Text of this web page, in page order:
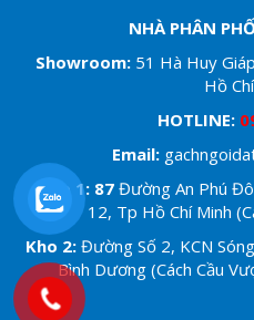
tố trên
NHÀ PHÂN
Showroom: 51 Hà Huy
Hồ
HOTLINE:
Email:
Kho 1: 87 Đường An Phú
12, Tp Hồ Chí Minh
Kho 2: Đường Số 2, KCN
Bình Dương (Cách Cầu